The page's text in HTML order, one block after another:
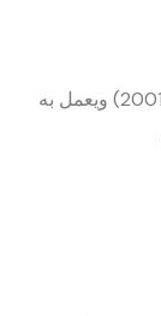
المادة (1): يسمى هذا القانون (قانون التحكيم لسنة 2001) ويعمل به